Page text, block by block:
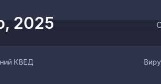
2025
КВЕД